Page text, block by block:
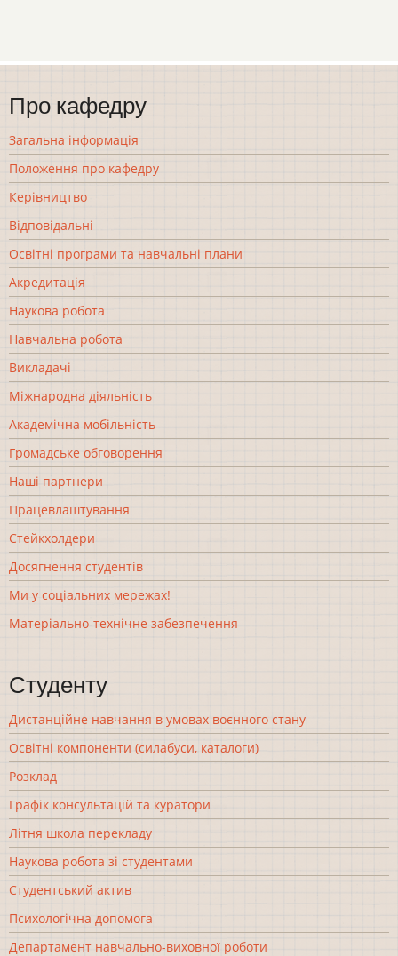
Про кафедру
Загальна інформація
Положення про кафедру
Керівництво
Відповідальні
Освітні програми та навчальні плани
Акредитація
Наукова робота
Навчальна робота
Викладачі
Міжнародна діяльність
Академічна мобільність
Громадське обговорення
Наші партнери
Працевлаштування
Стейкхолдери
Досягнення студентів
Ми у соціальних мережах!
Матеріально-технічне забезпечення
Студенту
Дистанційне навчання в умовах воєнного стану
Освітні компоненти (силабуси, каталоги)
Розклад
Графік консультацій та куратори
Літня школа перекладу
Наукова робота зі студентами
Студентський актив
Психологічна допомога
Департамент навчально-виховної роботи